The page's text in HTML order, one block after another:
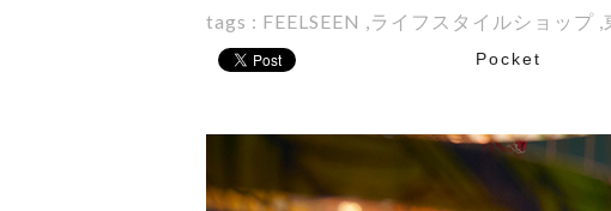
tags : FEELSEEN ,ライフスタイルショップ ,
Pocket